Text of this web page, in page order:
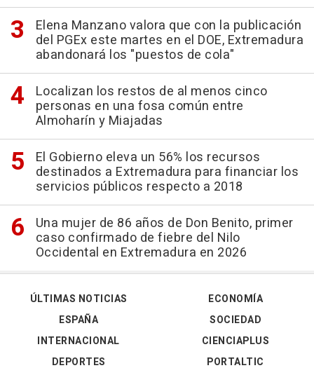
Elena Manzano valora que con la publicación
del PGEx este martes en el DOE, Extremadura
abandonará los "puestos de cola"
Localizan los restos de al menos cinco
personas en una fosa común entre
Almoharín y Miajadas
El Gobierno eleva un 56% los recursos
destinados a Extremadura para financiar los
servicios públicos respecto a 2018
Una mujer de 86 años de Don Benito, primer
caso confirmado de fiebre del Nilo
Occidental en Extremadura en 2026
ÚLTIMAS NOTICIAS
ESPAÑA
INTERNACIONAL
DEPORTES
ECONOMÍA
SOCIEDAD
CIENCIAPLUS
PORTALTIC